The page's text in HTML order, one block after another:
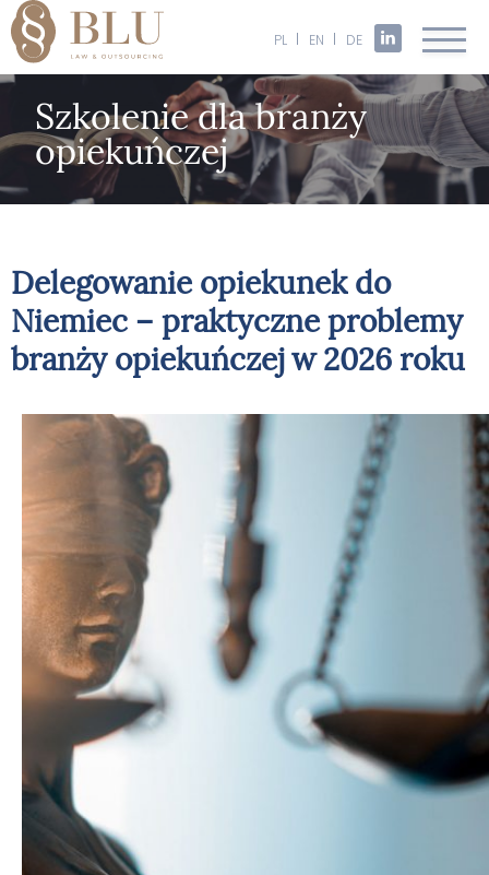
PL EN DE
Szkolenie dla branży
opiekuńczej
Delegowanie opiekunek do
Niemiec – praktyczne problemy
branży opiekuńczej w 2026 roku